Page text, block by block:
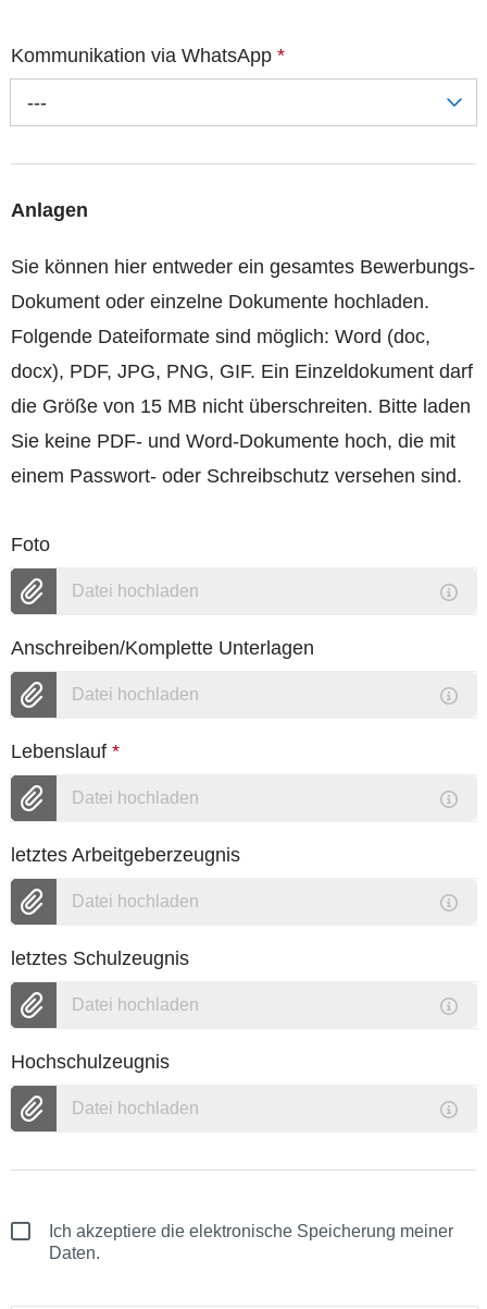
Kommunikation via WhatsApp *
---
Anlagen
Sie können hier entweder ein gesamtes Bewerbungs-
Dokument oder einzelne Dokumente hochladen.
Folgende Dateiformate sind möglich: Word (doc,
docx), PDF, JPG, PNG, GIF. Ein Einzeldokument darf
die Größe von 15 MB nicht überschreiten. Bitte laden
Sie keine PDF- und Word-Dokumente hoch, die mit
einem Passwort- oder Schreibschutz versehen sind.
Foto
Datei hochladen
Anschreiben/Komplette Unterlagen
Datei hochladen
Lebenslauf *
Datei hochladen
letztes Arbeitgeberzeugnis
Datei hochladen
letztes Schulzeugnis
Datei hochladen
Hochschulzeugnis
Datei hochladen
Ich akzeptiere die elektronische Speicherung meiner
Daten.